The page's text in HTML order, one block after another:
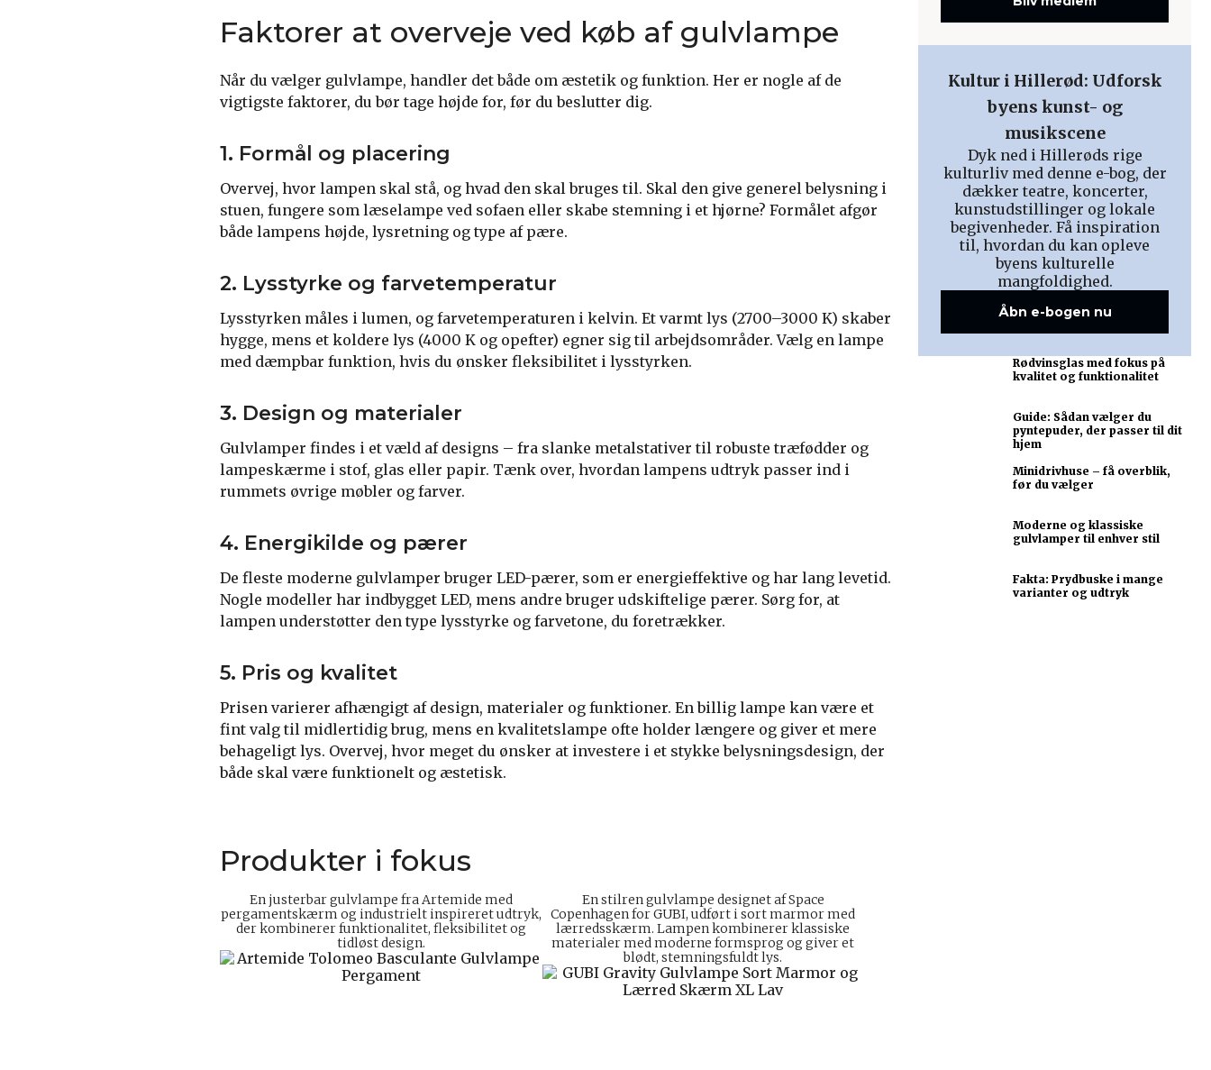
Faktorer at overveje ved køb af gulvlampe
Når du vælger gulvlampe, handler det både om æstetik og funktion. Her er nogle af de
vigtigste faktorer, du bør tage højde for, før du beslutter dig.
1. Formål og placering
Overvej, hvor lampen skal stå, og hvad den skal bruges til. Skal den give generel belysning i
stuen, fungere som læselampe ved sofaen eller skabe stemning i et hjørne? Formålet afgør
både lampens højde, lysretning og type af pære.
2. Lysstyrke og farvetemperatur
Lysstyrken måles i lumen, og farvetemperaturen i kelvin. Et varmt lys (2700–3000 K) skaber
hygge, mens et koldere lys (4000 K og opefter) egner sig til arbejdsområder. Vælg en lampe
med dæmpbar funktion, hvis du ønsker fleksibilitet i lysstyrken.
3. Design og materialer
Gulvlamper findes i et væld af designs – fra slanke metalstativer til robuste træfødder og
lampeskærme i stof, glas eller papir. Tænk over, hvordan lampens udtryk passer ind i
rummets øvrige møbler og farver.
4. Energikilde og pærer
De fleste moderne gulvlamper bruger LED-pærer, som er energieffektive og har lang levetid.
Nogle modeller har indbygget LED, mens andre bruger udskiftelige pærer. Sørg for, at
lampen understøtter den type lysstyrke og farvetone, du foretrækker.
5. Pris og kvalitet
Prisen varierer afhængigt af design, materialer og funktioner. En billig lampe kan være et
fint valg til midlertidig brug, mens en kvalitetslampe ofte holder længere og giver et mere
behageligt lys. Overvej, hvor meget du ønsker at investere i et stykke belysningsdesign, der
både skal være funktionelt og æstetisk.
Produkter i fokus
En justerbar gulvlampe fra Artemide med
pergamentskærm og industrielt inspireret udtryk,
der kombinerer funktionalitet, fleksibilitet og
tidløst design.
En stilren gulvlampe designet af Space
Copenhagen for GUBI, udført i sort marmor med
lærredsskærm. Lampen kombinerer klassiske
materialer med moderne formsprog og giver et
blødt, stemningsfuldt lys.
Kultur i Hillerød: Udforsk
byens kunst- og
musikscene
Dyk ned i Hillerøds rige
kulturliv med denne e-bog, der
dækker teatre, koncerter,
kunstudstillinger og lokale
begivenheder. Få inspiration
til, hvordan du kan opleve
byens kulturelle
mangfoldighed.
Åbn e-bogen nu
Rødvinsglas med fokus på
kvalitet og funktionalitet
Guide: Sådan vælger du
pyntepuder, der passer til dit
hjem
Minidrivhuse – få overblik,
før du vælger
Moderne og klassiske
gulvlamper til enhver stil
Fakta: Prydbuske i mange
varianter og udtryk